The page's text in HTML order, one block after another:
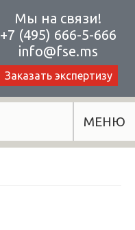
Мы на связи!
+7 (495) 666-5-666
info@fse.ms
Заказать экспертизу
МЕНЮ